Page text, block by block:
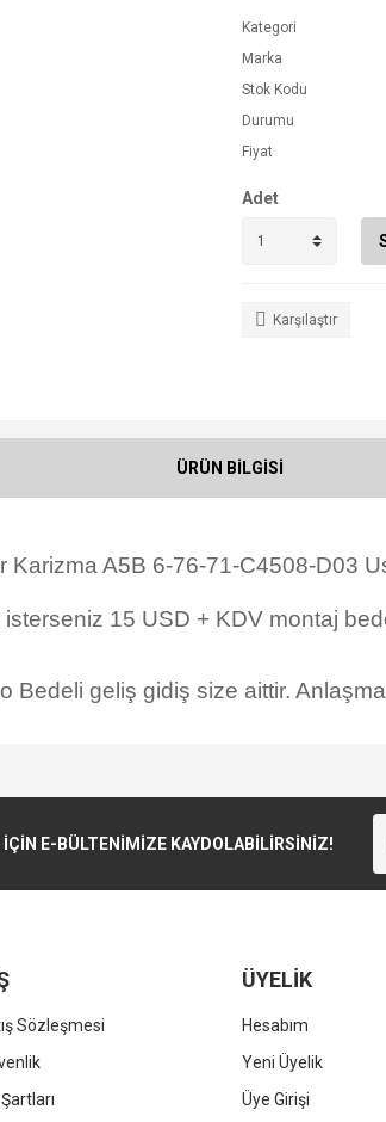
Kategori
Marka
Stok Kodu
Durumu
Fiyat
Adet
Karşılaştır
ÜRÜN BİLGİSİ
Karizma A5B 6-76-71-C4508-D03
isterseniz 15 USD + KDV montaj
Bedeli geliş gidiş size aittir.
E-BÜLTENİMİZE KAYDOLABİLİRSİNİZ!
Sözleşmesi
ÜYELİK
Hesabım
Yeni Üyelik
Üye Girişi